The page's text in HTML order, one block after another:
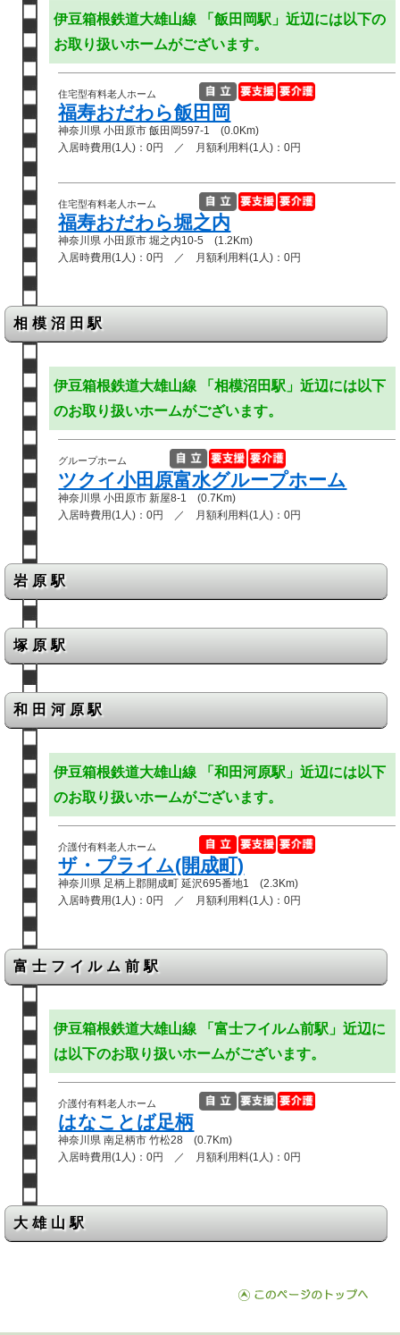
伊豆箱根鉄道大雄山線 「飯田岡駅」近辺には以下の
お取り扱いホームがございます。
住宅型有料老人ホーム
福寿おだわら飯田岡
神奈川県 小田原市 飯田岡597-1 (0.0Km)
入居時費用(1人)：0円 ／ 月額利用料(1人)：0円
住宅型有料老人ホーム
福寿おだわら堀之内
神奈川県 小田原市 堀之内10-5 (1.2Km)
入居時費用(1人)：0円 ／ 月額利用料(1人)：0円
相模沼田駅
伊豆箱根鉄道大雄山線 「相模沼田駅」近辺には以下
のお取り扱いホームがございます。
グループホーム
ツクイ小田原富水グループホーム
神奈川県 小田原市 新屋8-1 (0.7Km)
入居時費用(1人)：0円 ／ 月額利用料(1人)：0円
岩原駅
塚原駅
和田河原駅
伊豆箱根鉄道大雄山線 「和田河原駅」近辺には以下
のお取り扱いホームがございます。
介護付有料老人ホーム
ザ・プライム(開成町)
神奈川県 足柄上郡開成町 延沢695番地1 (2.3Km)
入居時費用(1人)：0円 ／ 月額利用料(1人)：0円
富士フイルム前駅
伊豆箱根鉄道大雄山線 「富士フイルム前駅」近辺に
は以下のお取り扱いホームがございます。
介護付有料老人ホーム
はなことば足柄
神奈川県 南足柄市 竹松28 (0.7Km)
入居時費用(1人)：0円 ／ 月額利用料(1人)：0円
大雄山駅